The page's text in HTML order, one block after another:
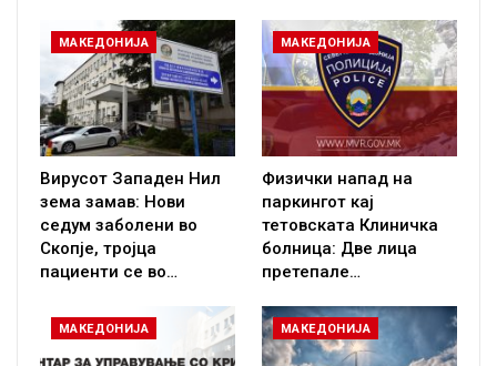
МАКЕДОНИЈА
Вирусот Западен Нил
зема замав: Нови
седум заболени во
Скопје, тројца
пациенти се во…
МАКЕДОНИЈА
Физички напад на
паркингот кај
тетовската Клиничка
болница: Две лица
претепале…
МАКЕДОНИЈА МАКЕДОНИЈА